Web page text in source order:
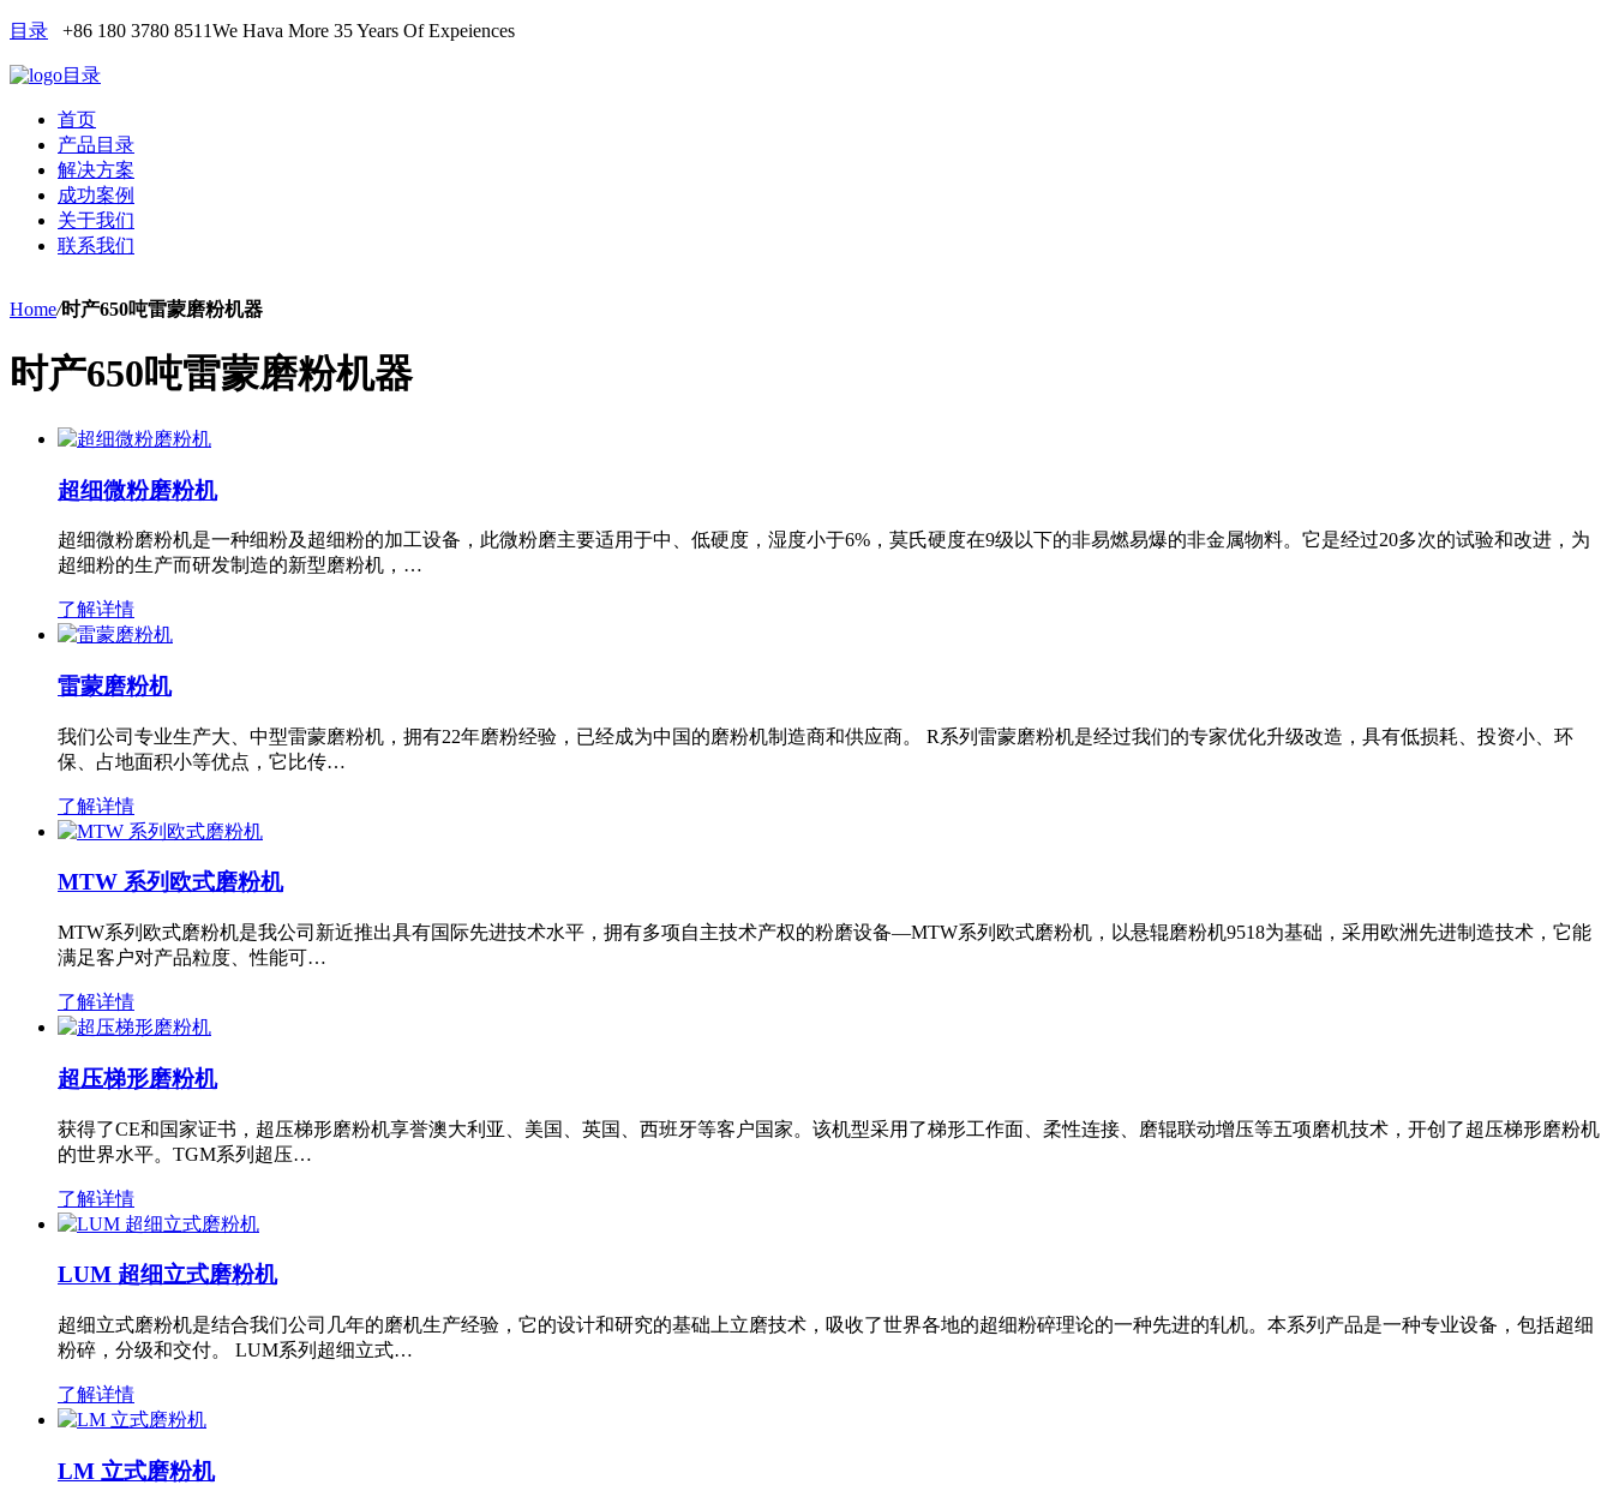
目录 +86 180 3780 8511We Hava More 35 Years Of Expeiences
目录
首页
产品目录
解决方案
成功案例
关于我们
联系我们
Home/时产650吨雷蒙磨粉机器
时产650吨雷蒙磨粉机器
超细微粉磨粉机
超细微粉磨粉机是一种细粉及超细粉的加工设备，此微粉磨主要适用于中、低硬度，湿度小于6%，莫氏硬度在9级以下的非易燃易爆的非金属物料。它是经过20多次的试验和改进，为
超细粉的生产而研发制造的新型磨粉机，…
了解详情
雷蒙磨粉机
我们公司专业生产大、中型雷蒙磨粉机，拥有22年磨粉经验，已经成为中国的磨粉机制造商和供应商。 R系列雷蒙磨粉机是经过我们的专家优化升级改造，具有低损耗、投资小、环
保、占地面积小等优点，它比传…
了解详情
MTW 系列欧式磨粉机
MTW系列欧式磨粉机是我公司新近推出具有国际先进技术水平，拥有多项自主技术产权的粉磨设备—MTW系列欧式磨粉机，以悬辊磨粉机9518为基础，采用欧洲先进制造技术，它能
满足客户对产品粒度、性能可…
了解详情
超压梯形磨粉机
获得了CE和国家证书，超压梯形磨粉机享誉澳大利亚、美国、英国、西班牙等客户国家。该机型采用了梯形工作面、柔性连接、磨辊联动增压等五项磨机技术，开创了超压梯形磨粉机
的世界水平。TGM系列超压…
了解详情
LUM 超细立式磨粉机
超细立式磨粉机是结合我们公司几年的磨机生产经验，它的设计和研究的基础上立磨技术，吸收了世界各地的超细粉碎理论的一种先进的轧机。本系列产品是一种专业设备，包括超细
粉碎，分级和交付。 LUM系列超细立式…
了解详情
LM 立式磨粉机